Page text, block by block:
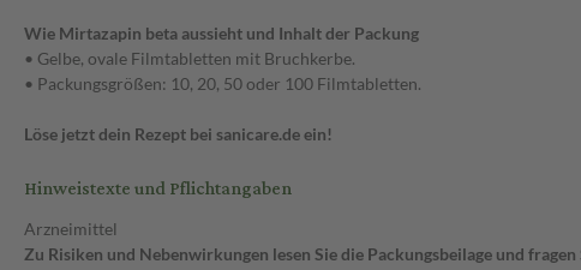
Wie Mirtazapin beta aussieht und Inhalt der Packung
• Gelbe, ovale Filmtabletten mit Bruchkerbe.
• Packungsgrößen: 10, 20, 50 oder 100 Filmtabletten.
Löse jetzt dein Rezept bei sanicare.de ein!
Hinweistexte und Pflichtangaben
Arzneimittel
Zu Risiken und Nebenwirkungen lesen Sie die Packungsbeilage und